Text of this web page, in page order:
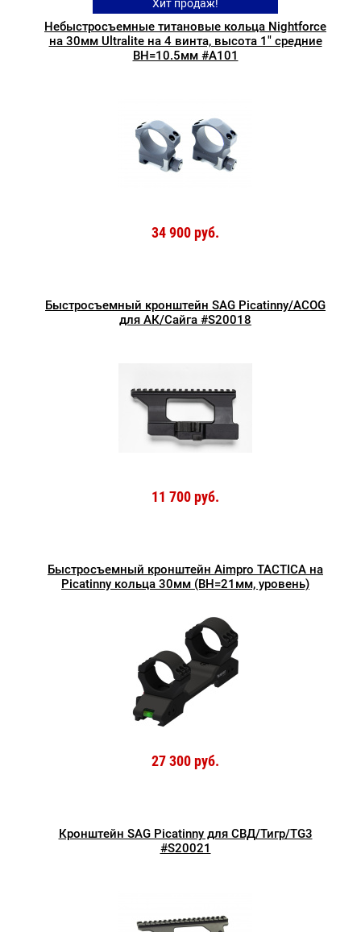
Небыстросъемные титановые кольца Nightforce
на 30мм Ultralite на 4 винта, высота 1" средние
BH=10.5мм #A101
34 900 руб.
Хит продаж!
Быстросъемный кронштейн SAG Picatinny/ACOG
для АК/Сайга #S20018
11 700 руб.
Быстросъемный кронштейн Aimpro TACTICA на
Picatinny кольца 30мм (BH=21мм, уровень)
27 300 руб.
Кронштейн SAG Picatinny для СВД/Тигр/TG3
#S20021